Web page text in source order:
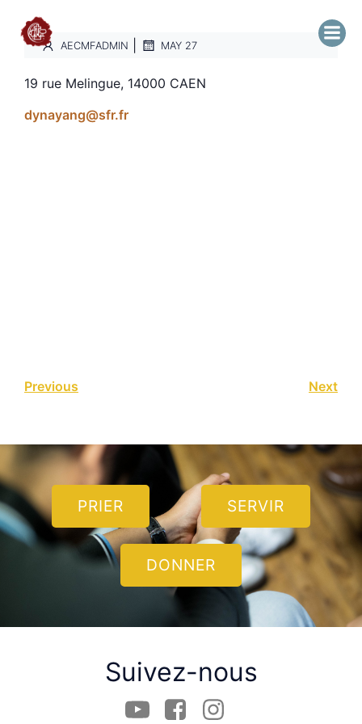
AECMFADMIN MAY 27
19 rue Melingue, 14000 CAEN
dynayang@sfr.fr
Previous Next
PRIER SERVIR
DONNER
Suivez-nous